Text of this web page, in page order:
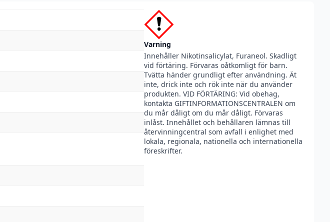
Varning
Innehåller Nikotinsalicylat, Furaneol. Skadligt
vid förtäring. Förvaras oåtkomligt för barn.
Tvätta händer grundligt efter användning. Ät
inte, drick inte och rök inte när du använder
produkten. VID FÖRTÄRING: Vid obehag,
kontakta GIFTINFORMATIONSCENTRALEN om
du mår dåligt om du mår dåligt. Förvaras
inlåst. Innehållet och behållaren lämnas till
återvinningcentral som avfall i enlighet med
lokala, regionala, nationella och internationella
föreskrifter.